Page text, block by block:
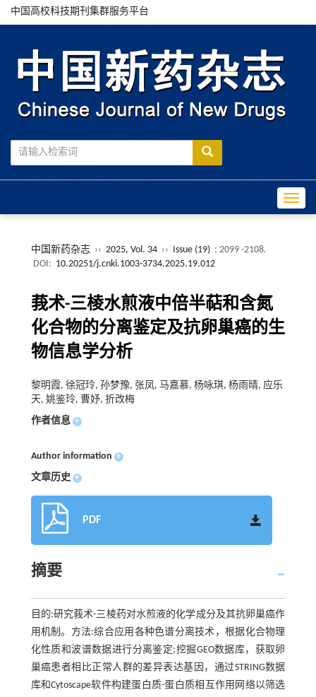
中国高校科技期刊集群服务平台
中国新药杂志 ›› 2025, Vol. 34 ›› Issue (19) : 2099 -2108.
DOI: 10.20251/j.cnki.1003-3734.2025.19.012
莪术-三棱水煎液中倍半萜和含氮
化合物的分离鉴定及抗卵巢癌的生
物信息学分析
黎明霞, 徐冠玲, 孙梦豫, 张凤, 马嘉慕, 杨咏琪, 杨雨晴, 应乐
天, 姚鉴玲, 曹妤, 折改梅
作者信息 +
Author information +
文章历史 +
PDF
摘要
目的:研究莪术-三棱药对水煎液的化学成分及其抗卵巢癌作
用机制。方法:综合应用各种色谱分离技术，根据化合物理
化性质和波谱数据进行分离鉴定;挖掘GEO数据库，获取卵
巢癌患者相比正常人群的差异表达基因，通过STRING数据
库和Cytoscape软件构建蛋白质-蛋白质相互作用网络以筛选